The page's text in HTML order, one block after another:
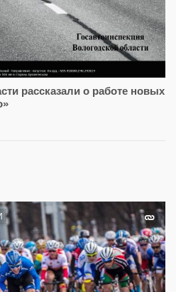
рассказали о работе новых